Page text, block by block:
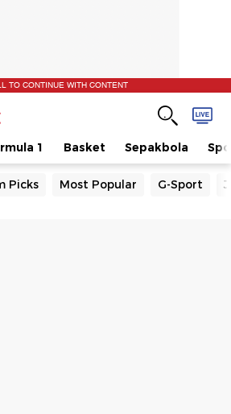
TO CONTINUE WITH CONTENT
1 Basket Sepakbola
Picks Most Popular G-Sport